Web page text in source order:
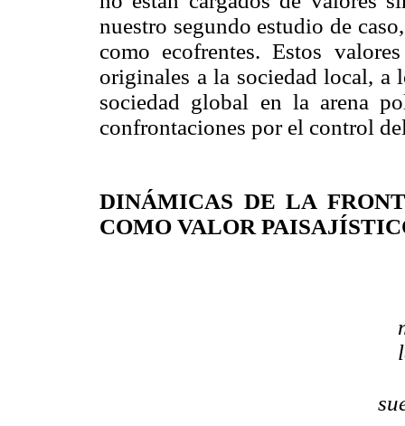
nuestro segundo estudio de
como ecofrentes. Estos
originales a la sociedad local, a
sociedad global en la arena
confrontaciones por el control
DINÁMICAS DE LA
COMO VALOR